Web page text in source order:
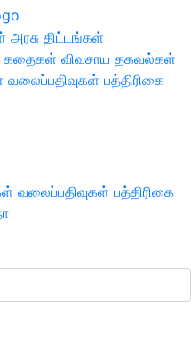
அரசு திட்டங்கள்
கதைகள் விவசாய தகவல்கள்
வலைப்பதிவுகள் பத்திரிகை
வலைப்பதிவுகள் பத்திரிகை